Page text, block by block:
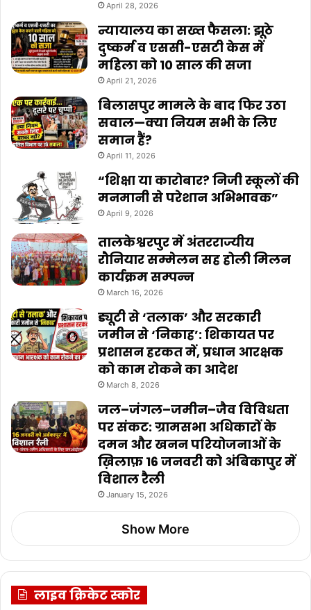
April 28, 2026
न्यायालय का सख्त फैसला: झूठे
दुष्कर्म व एससी-एसटी केस में
महिला को 10 साल की सजा
April 21, 2026
बिलासपुर मामले के बाद फिर उठा
सवाल—क्या नियम सभी के लिए
समान हैं?
April 11, 2026
“शिक्षा या कारोबार? निजी स्कूलों की
मनमानी से परेशान अभिभावक”
April 9, 2026
तालकेश्वरपुर में अंतरराज्यीय
रौनियार सम्मेलन सह होली मिलन
कार्यक्रम सम्पन्न
March 16, 2026
ड्यूटी से ‘तलाक’ और सरकारी
जमीन से ‘निकाह’: शिकायत पर
प्रशासन हरकत में, प्रधान आरक्षक
को काम रोकने का आदेश
March 8, 2026
जल–जंगल–जमीन–जैव विविधता
पर संकट: ग्रामसभा अधिकारों के
दमन और खनन परियोजनाओं के
ख़िलाफ़ 16 जनवरी को अंबिकापुर में
विशाल रैली
January 15, 2026
Show More
लाइव क्रिकेट स्कोर